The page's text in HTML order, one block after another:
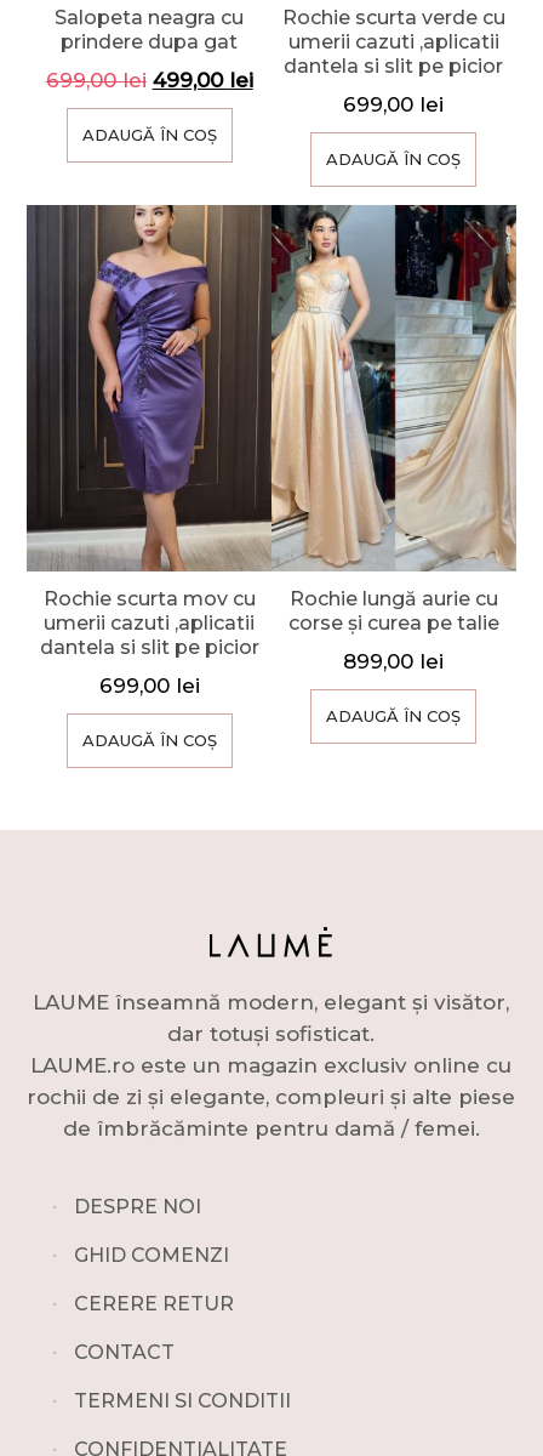
Salopeta neagra cu
prindere dupa gat
699,00lei 499,00 lei
ADAUGĂ ÎN COȘ
Rochie scurta verde cu
umerii cazuti ,aplicatii
dantela si slit pe picior
699,00 lei
ADAUGĂ ÎN COȘ
Rochie scurta mov cu
umerii cazuti ,aplicatii
dantela si slit pe picior
699,00 lei
ADAUGĂ ÎN COȘ
Rochie lungă aurie cu
corse și curea pe talie
899,00 lei
ADAUGĂ ÎN COȘ
LAUME înseamnă modern, elegant și visător,
dar totuși sofisticat.
LAUME.ro este un magazin exclusiv online cu
rochii de zi și elegante, compleuri și alte piese
de îmbrăcăminte pentru damă / femei.
∙ DESPRE NOI
∙ GHID COMENZI
∙ CERERE RETUR
∙ CONTACT
∙ TERMENI SI CONDITII
∙ CONFIDENTIALITATE